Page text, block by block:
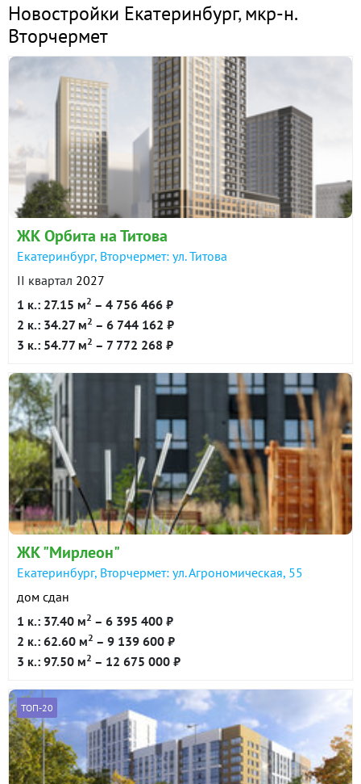
Новостройки Екатеринбург,мкр-н.
Вторчермет
ЖК Орбита на Титова
Екатеринбург, Вторчермет: ул. Титова
II квартал 2027
1 к.: 27.15 м2 – 4 756 466 ₽
2 к.: 34.27 м2 – 6 744 162 ₽
3 к.: 54.77 м2 – 7 772 268 ₽
ЖК "Мирлеон"
Екатеринбург, Вторчермет: ул. Агрономическая, 55
дом сдан
1 к.: 37.40 м2 – 6 395 400 ₽
2 к.: 62.60 м2 – 9 139 600 ₽
3 к.: 97.50 м2 – 12 675 000 ₽
ТОП-20